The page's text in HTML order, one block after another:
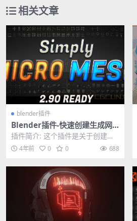
相关文章
blender插件
Blender插件-快速创建生成网
格模型插件 Simply Micro Mes
h v1.1
插件简介: 这个插件是关于创建微
网格的。这些可以很容易地选择和
定制。该插件可帮助...
4年前 0 0 688